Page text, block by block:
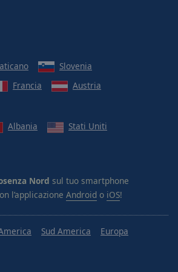
Slovenia
Francia Austria
Albania
Stati Uniti
Nord sul tuo smartphone
l’applicazione Android o iOS!
Sud America
Europa